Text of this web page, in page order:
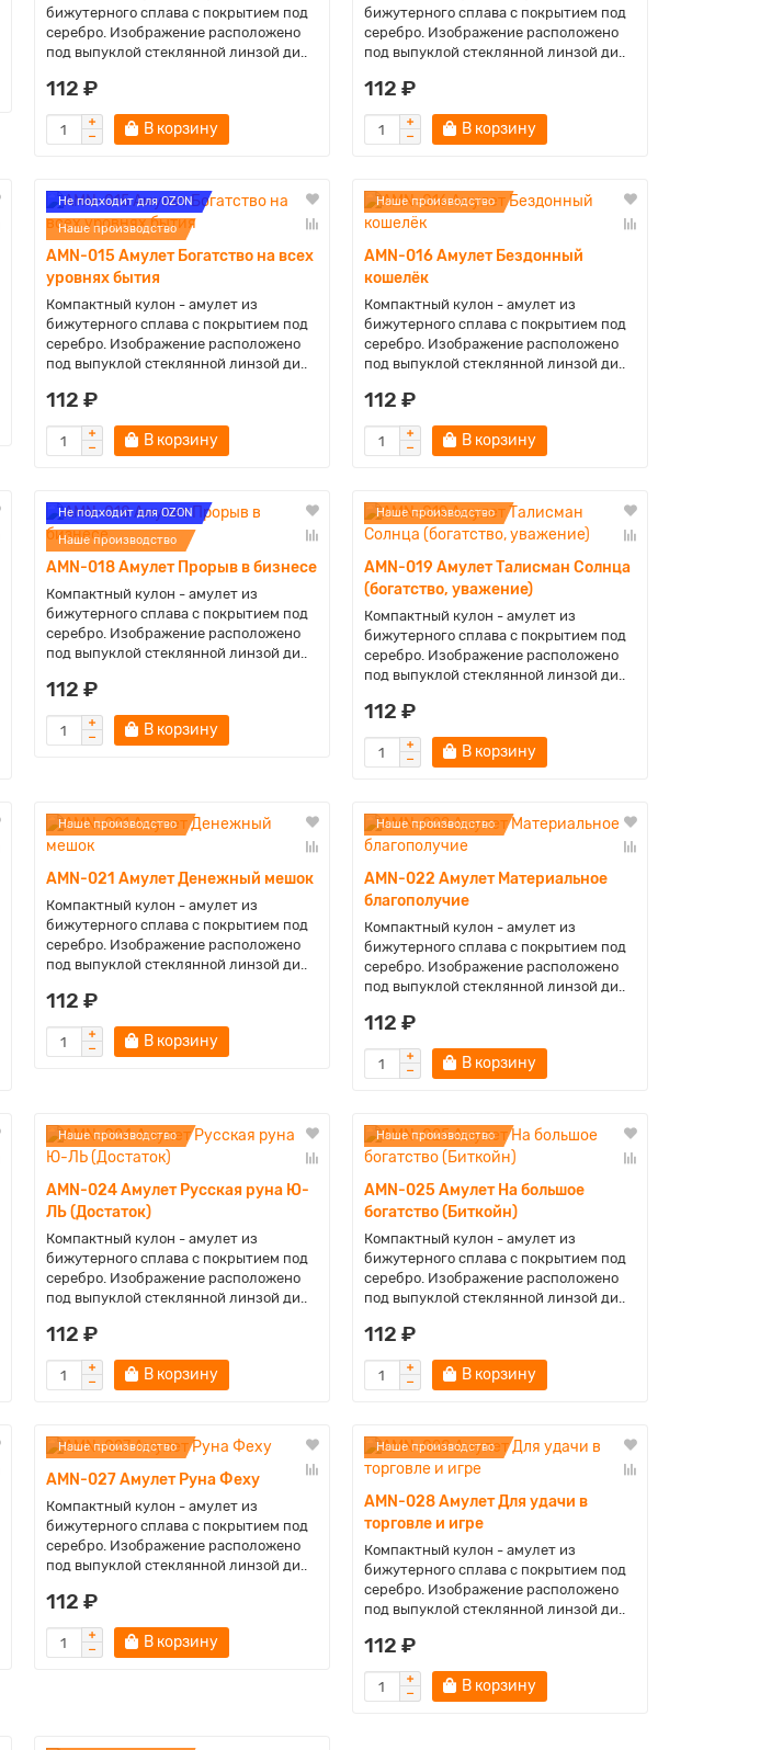
бижутерного сплава с покрытием под
серебро. Изображение расположено
под выпуклой стеклянной линзой ди..
112 ₽
В корзину
бижутерного сплава с покрытием под
серебро. Изображение расположено
под выпуклой стеклянной линзой ди..
112 ₽
В корзину
Не подходит для OZON
Наше производство
AMN-015 Амулет Богатство на всех
уровнях бытия
Компактный кулон - амулет из
бижутерного сплава с покрытием под
серебро. Изображение расположено
под выпуклой стеклянной линзой ди..
112 ₽
В корзину
Наше производство
AMN-016 Амулет Бездонный
кошелёк
Компактный кулон - амулет из
бижутерного сплава с покрытием под
серебро. Изображение расположено
под выпуклой стеклянной линзой ди..
112 ₽
В корзину
Не подходит для OZON
Наше производство
AMN-018 Амулет Прорыв в бизнесе
Компактный кулон - амулет из
бижутерного сплава с покрытием под
серебро. Изображение расположено
под выпуклой стеклянной линзой ди..
112 ₽
В корзину
Наше производство
AMN-019 Амулет Талисман Солнца
(богатство, уважение)
Компактный кулон - амулет из
бижутерного сплава с покрытием под
серебро. Изображение расположено
под выпуклой стеклянной линзой ди..
112 ₽
В корзину
Наше производство
AMN-021 Амулет Денежный мешок
Компактный кулон - амулет из
бижутерного сплава с покрытием под
серебро. Изображение расположено
под выпуклой стеклянной линзой ди..
112 ₽
В корзину
Наше производство
AMN-022 Амулет Материальное
благополучие
Компактный кулон - амулет из
бижутерного сплава с покрытием под
серебро. Изображение расположено
под выпуклой стеклянной линзой ди..
112 ₽
В корзину
Наше производство
AMN-024 Амулет Русская руна Ю-
ЛЬ (Достаток)
Компактный кулон - амулет из
бижутерного сплава с покрытием под
серебро. Изображение расположено
под выпуклой стеклянной линзой ди..
112 ₽
В корзину
Наше производство
AMN-025 Амулет На большое
богатство (Биткойн)
Компактный кулон - амулет из
бижутерного сплава с покрытием под
серебро. Изображение расположено
под выпуклой стеклянной линзой ди..
112 ₽
В корзину
Наше производство
AMN-027 Амулет Руна Феху
Компактный кулон - амулет из
бижутерного сплава с покрытием под
серебро. Изображение расположено
под выпуклой стеклянной линзой ди..
112 ₽
В корзину
Наше производство
AMN-028 Амулет Для удачи в
торговле и игре
Компактный кулон - амулет из
бижутерного сплава с покрытием под
серебро. Изображение расположено
под выпуклой стеклянной линзой ди..
112 ₽
В корзину